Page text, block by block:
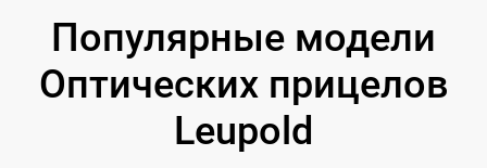
Популярные модели
Оптических прицелов
Leupold